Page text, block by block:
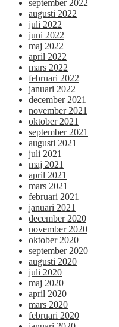
september 2022
augusti 2022
juli 2022
juni 2022
maj 2022
april 2022
mars 2022
februari 2022
januari 2022
december 2021
november 2021
oktober 2021
september 2021
augusti 2021
juli 2021
maj 2021
april 2021
mars 2021
februari 2021
januari 2021
december 2020
november 2020
oktober 2020
september 2020
augusti 2020
juli 2020
maj 2020
april 2020
mars 2020
februari 2020